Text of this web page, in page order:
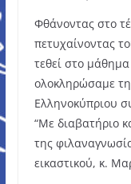
Φθάνοντας στο
πετυχαίνοντας
τεθεί στο
ολοκληρώσαμε
Ελληνοκύπριου
“Με διαβατήριο
της
εικαστικού, κ.